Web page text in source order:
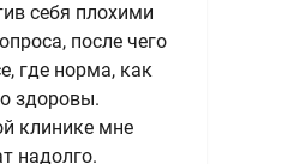
себя плохими
после чего
где норма, как
здоровы.
клинике мне
надолго.